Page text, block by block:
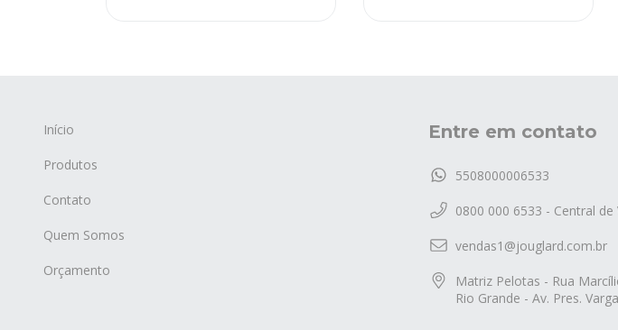
Início
Produtos
Contato
Quem Somos
Orçamento
Entre em contato
5508000006533
0800 000 6533 - Central de
vendas1@jouglard.com.br
Matriz Pelotas - Rua
Rio Grande - Av. Pres.